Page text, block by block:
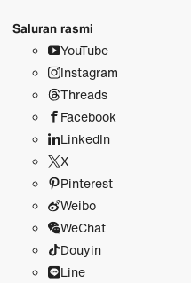
Saluran rasmi
YouTube
Instagram
Threads
Facebook
LinkedIn
X
Pinterest
Weibo
WeChat
Douyin
Line